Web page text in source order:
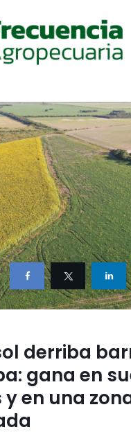
derriba
gana en
en una